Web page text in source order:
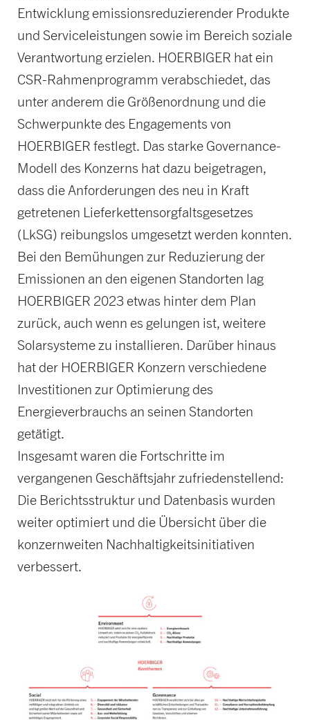
Entwicklung emissionsreduzierender Produkte
und Serviceleistungen sowie im Bereich soziale
Verantwortung erzielen. HOERBIGER hat ein
CSR-Rahmenprogramm verabschiedet, das
unter anderem die Größenordnung und die
Schwerpunkte des Engagements von
HOERBIGER festlegt. Das starke Governance-
Modell des Konzerns hat dazu beigetragen,
dass die Anforderungen des neu in Kraft
getretenen Lieferkettensorgfaltsgesetzes
(LkSG) reibungslos umgesetzt werden konnten.
Bei den Bemühungen zur Reduzierung der
Emissionen an den eigenen Standorten lag
HOERBIGER 2023 etwas hinter dem Plan
zurück, auch wenn es gelungen ist, weitere
Solarsysteme zu installieren. Darüber hinaus
hat der HOERBIGER Konzern verschiedene
Investitionen zur Optimierung des
Energieverbrauchs an seinen Standorten
getätigt.
Insgesamt waren die Fortschritte im
vergangenen Geschäftsjahr zufriedenstellend:
Die Berichtsstruktur und Datenbasis wurden
weiter optimiert und die Übersicht über die
konzernweiten Nachhaltigkeitsinitiativen
verbessert.